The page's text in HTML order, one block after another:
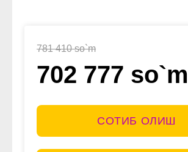
781 410 so`m
702 777 so`m
СОТИБ ОЛИШ